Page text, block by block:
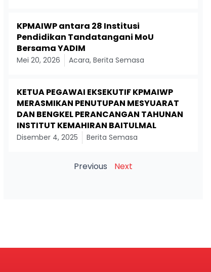
KPMAIWP antara 28 Institusi
Pendidikan Tandatangani MoU
Bersama YADIM
Mei 20, 2026 Acara,Berita Semasa
KETUA PEGAWAI EKSEKUTIF KPMAIWP
MERASMIKAN PENUTUPAN MESYUARAT
DAN BENGKEL PERANCANGAN TAHUNAN
INSTITUT KEMAHIRAN BAITULMAL
Disember 4, 2025 Berita Semasa
Previous Next